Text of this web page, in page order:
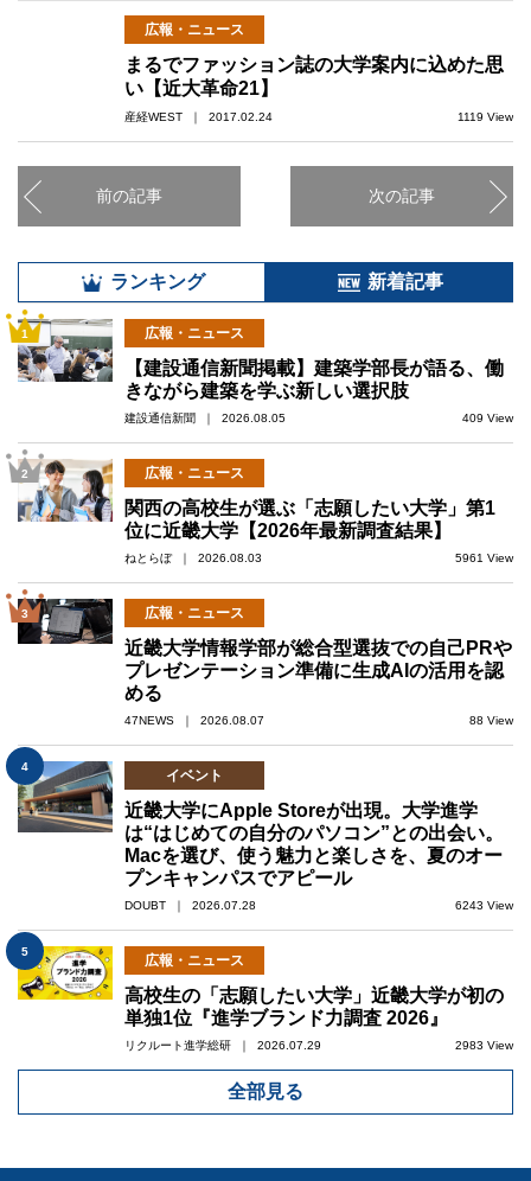
広報・ニュース
まるでファッション誌の大学案内に込めた思
い【近大革命21】
産経WEST ｜ 2017.02.24 1119 View
前の記事 次の記事
ランキング 新着記事
1 広報・ニュース
【建設通信新聞掲載】建築学部長が語る、働
きながら建築を学ぶ新しい選択肢
建設通信新聞 ｜ 2026.08.05 409 View
2 広報・ニュース
関西の高校生が選ぶ「志願したい大学」第1
位に近畿大学【2026年最新調査結果】
ねとらぼ ｜ 2026.08.03 5961 View
3 広報・ニュース
近畿大学情報学部が総合型選抜での自己PRや
プレゼンテーション準備に生成AIの活用を認
める
47NEWS ｜ 2026.08.07 88 View
4
イベント
近畿大学にApple Storeが出現。大学進学
は“はじめての自分のパソコン”との出会い。
Macを選び、使う魅力と楽しさを、夏のオー
プンキャンパスでアピール
DOUBT ｜ 2026.07.28 6243 View
5
広報・ニュース
高校生の「志願したい大学」近畿大学が初の
単独1位『進学ブランド力調査 2026』
リクルート進学総研 ｜ 2026.07.29 2983 View
全部見る